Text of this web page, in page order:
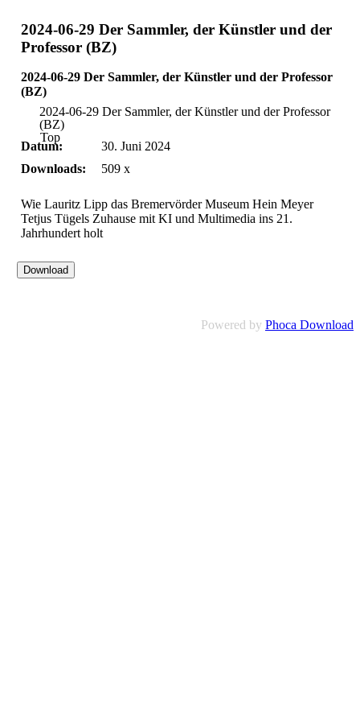
2024-06-29 Der Sammler, der Künstler und der
Professor (BZ)
2024-06-29 Der Sammler, der Künstler und der Professor
(BZ)
2024-06-29 Der Sammler, der Künstler und der Professor
(BZ)
Top
Datum:
30. Juni 2024
Downloads:
509 x
Wie Lauritz Lipp das Bremervörder Museum Hein Meyer
Tetjus Tügels Zuhause mit KI und Multimedia ins 21.
Jahrhundert holt
Powered by Phoca Download